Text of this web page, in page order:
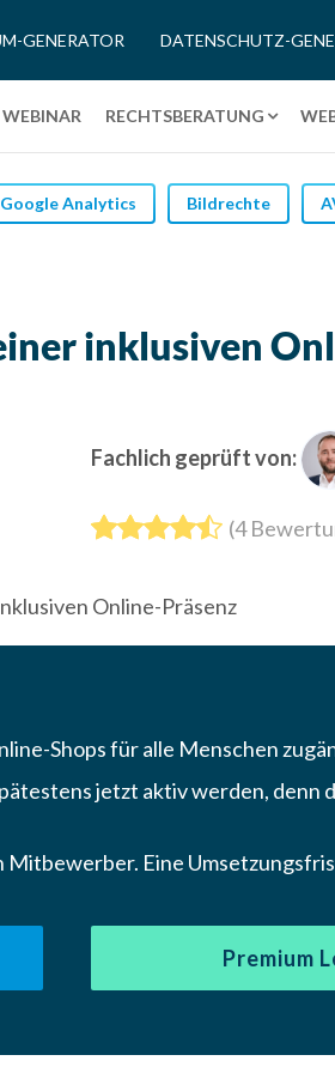
GENERATOR DATENSCHUTZ-
WEBINAR RECHTSBERATUNG
Google Analytics Bildrechte
inklusiven
Fachlich geprüft von:
(4
Online-Präsenz
Shops für alle Menschen
jetzt aktiv werden, denn
Eine
Premium